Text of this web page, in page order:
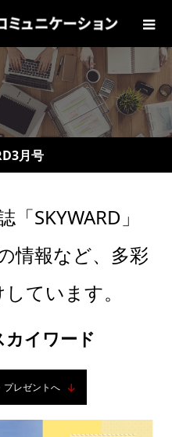
月号
SKYWARD」
情報など、多彩
ています。
カイワード
プレゼントへ